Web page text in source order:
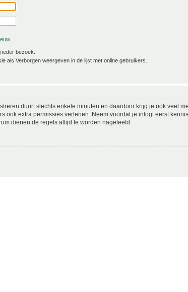
bezoek.
als Verborgen weergeven in de lijst met online gebruikers.
duurt slechts enkele minuten en daardoor krijg je ook veel
ook extra permissies verlenen. Neem voordat je inlogt eerst
dienen de regels altijd te worden nageleefd.